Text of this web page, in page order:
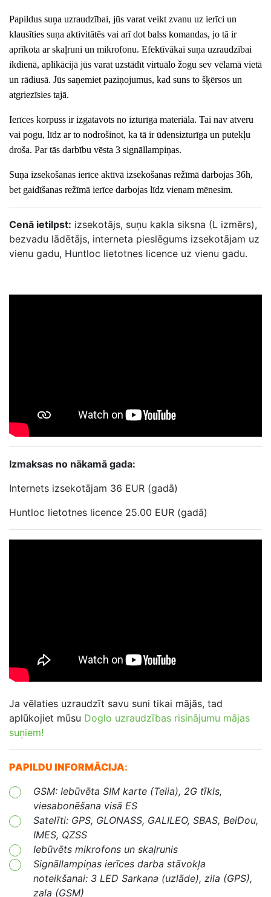
Papildus suņa uzraudzībai, jūs varat veikt zvanu uz ierīci un
klausīties suņa aktivitātēs vai arī dot balss komandas, jo tā ir
aprīkota ar skaļruni un mikrofonu. Efektīvākai suņa uzraudzībai
ikdienā, aplikācijā jūs varat uzstādīt virtuālo žogu sev vēlamā vietā
un rādiusā. Jūs saņemiet paziņojumus, kad suns to šķērsos un
atgriezīsies tajā.
Ierīces korpuss ir izgatavots no izturīga materiāla. Tai nav atveru
vai pogu, līdz ar to nodrošinot, ka tā ir ūdensizturīga un putekļu
droša. Par tās darbību vēsta 3 signāllampiņas.
Suņa izsekošanas ierīce aktīvā izsekošanas režīmā darbojas 36h,
bet gaidīšanas režīmā ierīce darbojas līdz vienam mēnesim.
Cenā ietilpst: izsekotājs, suņu kakla siksna (L izmērs),
bezvadu lādētājs, interneta pieslēgums izsekotājam uz
vienu gadu, Huntloc lietotnes licence uz vienu gadu.
Izmaksas no nākamā gada:
Internets izsekotājam 36 EUR (gadā)
Huntloc lietotnes licence 25.00 EUR (gadā)
Ja vēlaties uzraudzīt savu suni tikai mājās, tad
aplūkojiet mūsu Doglo uzraudzības risinājumu mājas
suņiem!
PAPILDU INFORMĀCIJA:
GSM: Iebūvēta SIM karte (Telia), 2G tīkls,
viesabonēšana visā ES
Satelīti: GPS, GLONASS, GALILEO, SBAS, BeiDou,
IMES, QZSS
Iebūvēts mikrofons un skaļrunis
Signāllampiņas ierīces darba stāvokļa
noteikšanai: 3 LED Sarkana (uzlāde), zila (GPS),
zaļa (GSM)